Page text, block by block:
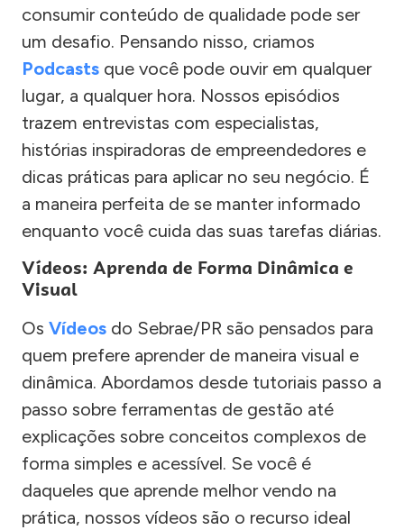
consumir conteúdo de qualidade pode ser
um desafio. Pensando nisso, criamos
Podcasts que você pode ouvir em qualquer
lugar, a qualquer hora. Nossos episódios
trazem entrevistas com especialistas,
histórias inspiradoras de empreendedores e
dicas práticas para aplicar no seu negócio. É
a maneira perfeita de se manter informado
enquanto você cuida das suas tarefas diárias.
Vídeos: Aprenda de Forma Dinâmica e
Visual
Os Vídeos do Sebrae/PR são pensados para
quem prefere aprender de maneira visual e
dinâmica. Abordamos desde tutoriais passo a
passo sobre ferramentas de gestão até
explicações sobre conceitos complexos de
forma simples e acessível. Se você é
daqueles que aprende melhor vendo na
prática, nossos vídeos são o recurso ideal